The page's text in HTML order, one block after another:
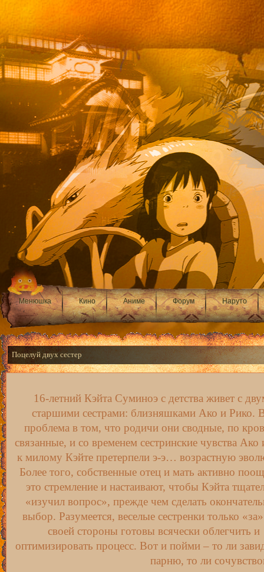
Менюшка Кино Аниме Форум Наруто
Поцелуй двух сестер
16-летний Кэйта Суминоэ с детства живет с
старшими сестрами: близняшками Ако и Рико.
проблема в том, что родичи они сводные, по
связанные, и со временем сестринские чувства Ако
к милому Кэйте претерпели э-э… возрастную
Более того, собственные отец и мать активно
это стремление и настаивают, чтобы Кэйта
«изучил вопрос», прежде чем сделать
выбор. Разумеется, веселые сестренки только
своей стороны готовы всячески облегчить и
оптимизировать процесс. Вот и пойми – то ли
парню, то ли